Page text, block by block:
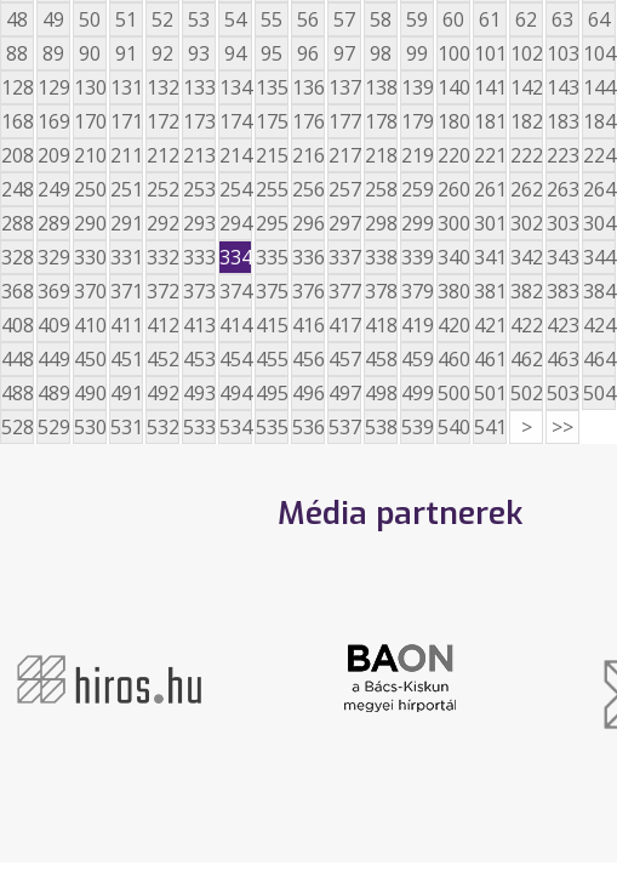
48 49 50 51 52 53 54 55 56 57 58 59 60 61 62 63 64
88 89 90 91 92 93 94 95 96 97 98 99 100 101 102 103 104
128 129 130 131 132 133 134 135 136 137 138 139 140 141 142 143 144
168 169 170 171 172 173 174 175 176 177 178 179 180 181 182 183 184
208 209 210 211 212 213 214215 216 217218 219 220 221 222 223 224
248 249 250 251 252 253 254255 256 257258 259 260 261 262 263 264
288 289 290 291 292 293 294295 296 297298 299300301 302303304
328329330331 332333334335336337338339340341 342343344
368369370371 372373374375376377378379380381 382383384
408 409 410 411 412 413 414415 416 417418 419 420 421 422 423 424
448 449 450 451 452 453 454455 456 457458 459 460 461 462 463 464
488 489 490 491 492 493 494495 496 497498 499500501 502503504
528529530531 532533534535536537538539540541 > >>
Média partnerek